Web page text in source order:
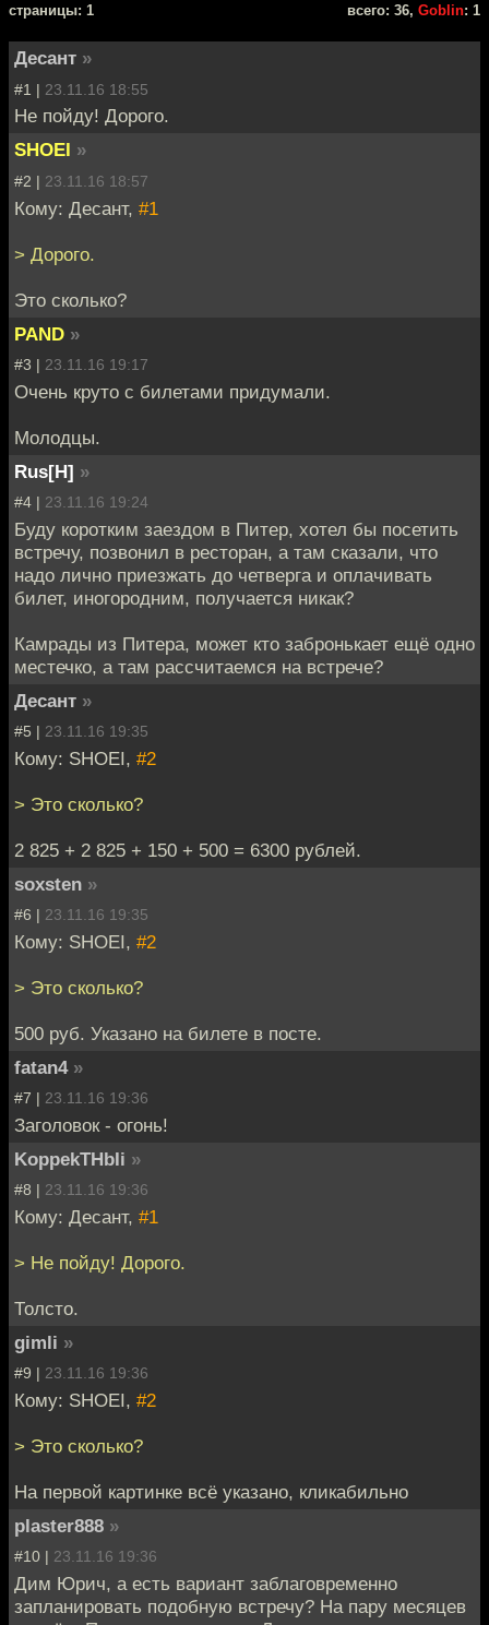
cтраницы: 1 всего: 36, Goblin: 1
Десант »
#1 | 23.11.16 18:55
Не пойду! Дорого.
SHOEI »
#2 | 23.11.16 18:57
Кому: Десант, #1
> Дорого.
Это сколько?
PAND »
#3 | 23.11.16 19:17
Очень круто с билетами придумали.
Молодцы.
Rus[H] »
#4 | 23.11.16 19:24
Буду коротким заездом в Питер, хотел бы посетить
встречу, позвонил в ресторан, а там сказали, что
надо лично приезжать до четверга и оплачивать
билет, иногородним, получается никак?
Камрады из Питера, может кто забронькает ещё одно
местечко, а там рассчитаемся на встрече?
Десант »
#5 | 23.11.16 19:35
Кому: SHOEI, #2
> Это сколько?
2 825 + 2 825 + 150 + 500 = 6300 рублей.
soxsten »
#6 | 23.11.16 19:35
Кому: SHOEI, #2
> Это сколько?
500 руб. Указано на билете в посте.
fatan4 »
#7 | 23.11.16 19:36
Заголовок - огонь!
KoppekTHbIi »
#8 | 23.11.16 19:36
Кому: Десант, #1
> Не пойду! Дорого.
Толсто.
gimli »
#9 | 23.11.16 19:36
Кому: SHOEI, #2
> Это сколько?
На первой картинке всё указано, кликабильно
plaster888 »
#10 | 23.11.16 19:36
Дим Юрич, а есть вариант заблаговременно
запланировать подобную встречу? На пару месяцев